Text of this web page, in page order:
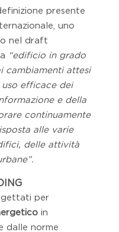
presente
uno
nel draft
“edificio in grado
cambiamenti attesi
efficace dei
e della
continuamente
alle varie
delle attività
per
in
dalle norme